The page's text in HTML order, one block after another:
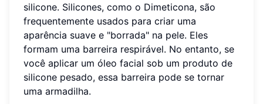
silicone. Silicones, como o Dimeticona, são
frequentemente usados para criar uma
aparência suave e "borrada" na pele. Eles
formam uma barreira respirável. No entanto, se
você aplicar um óleo facial sob um produto de
silicone pesado, essa barreira pode se tornar
uma armadilha.